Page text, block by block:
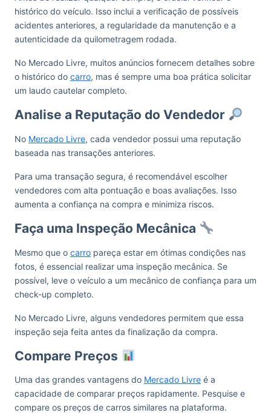
histórico do veículo. Isso inclui a verificação de possíveis
acidentes anteriores, a regularidade da manutenção e a
autenticidade da quilometragem rodada.
No Mercado Livre, muitos anúncios fornecem detalhes sobre
o histórico do carro, mas é sempre uma boa prática solicitar
um laudo cautelar completo.
Analise a Reputação do Vendedor
No Mercado Livre, cada vendedor possui uma reputação
baseada nas transações anteriores.
Para uma transação segura, é recomendável escolher
vendedores com alta pontuação e boas avaliações. Isso
aumenta a confiança na compra e minimiza riscos.
Faça uma Inspeção Mecânica
Mesmo que o carro pareça estar em ótimas condições nas
fotos, é essencial realizar uma inspeção mecânica. Se
possível, leve o veículo a um mecânico de confiança para um
check-up completo.
No Mercado Livre, alguns vendedores permitem que essa
inspeção seja feita antes da finalização da compra.
Compare Preços
Uma das grandes vantagens do Mercado Livre é a
capacidade de comparar preços rapidamente. Pesquise e
compare os preços de carros similares na plataforma.